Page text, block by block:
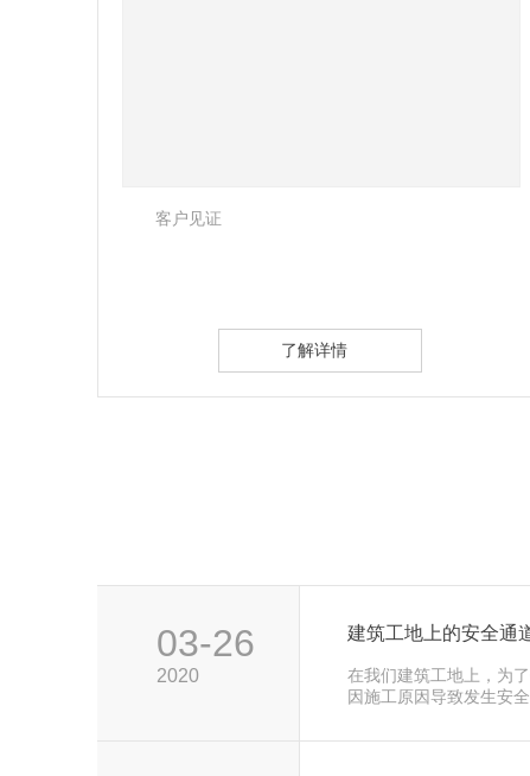
03-26
2020
建筑工地上的安全通
在我们建筑工地上，为
因施工原因导致发生安
懈的加强管理，设置安